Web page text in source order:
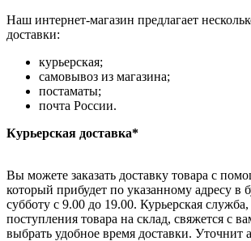
Наш интернет-магазин предлагает
доставки:
курьерская;
самовывоз из магазина;
постаматы;
почта России.
Курьерская доставка*
Вы можете заказать доставку товара с
который прибудет по указанному адресу в
субботу с 9.00 до 19.00. Курьерская
поступления товара на склад, свяжется с
выбрать удобное время доставки. Уточнит